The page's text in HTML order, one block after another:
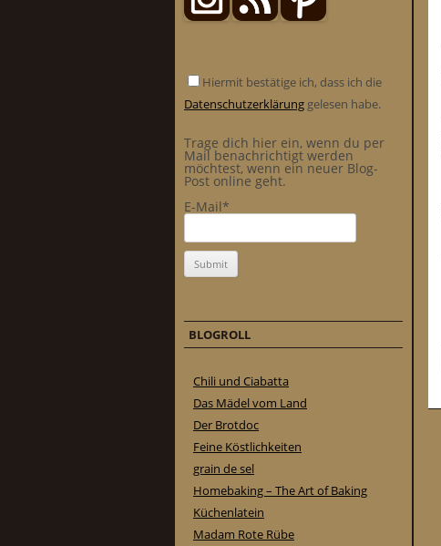
Hiermit bestätige ich, dass ich die
Datenschutzerklärung gelesen habe.
Trage dich hier ein, wenn du per
Mail benachrichtigt werden
möchtest, wenn ein neuer Blog-
Post online geht.
E-Mail*
BLOGROLL
Chili und Ciabatta
Das Mädel vom Land
Der Brotdoc
Feine Köstlichkeiten
grain de sel
Homebaking – The Art of Baking
Küchenlatein
Madam Rote Rübe